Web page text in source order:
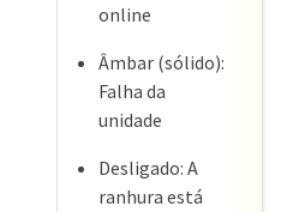
online
Âmbar (sólido):
Falha da
unidade
Desligado: A
ranhura está